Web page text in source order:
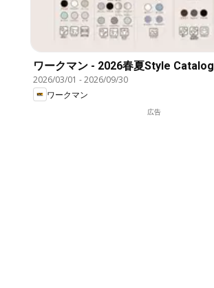
ワークマン - 2026春夏Style Catalog
2026/03/01 -2026/09/30
ワークマン
広告